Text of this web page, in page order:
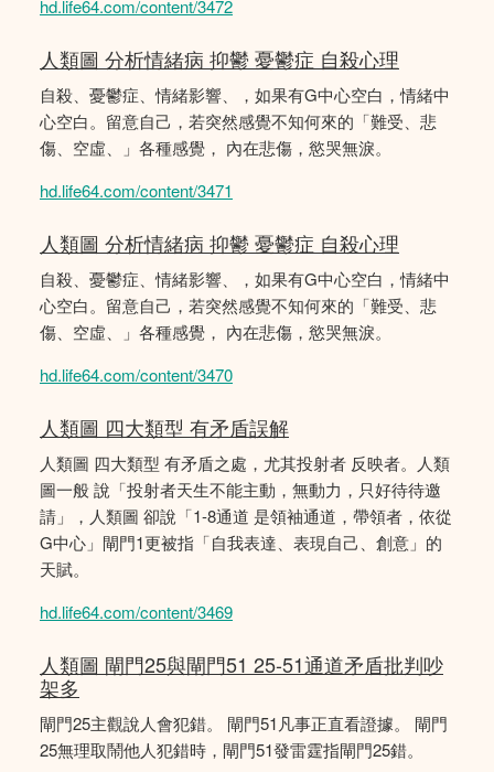
hd.life64.com/content/3472
人類圖 分析情緒病 抑鬱 憂鬱症 自殺心理
自殺、憂鬱症、情緒影響、，如果有G中心空白，情緒中
心空白。留意自己，若突然感覺不知何來的「難受、悲
傷、空虛、」各種感覺， 內在悲傷，慾哭無淚。
hd.life64.com/content/3471
人類圖 分析情緒病 抑鬱 憂鬱症 自殺心理
自殺、憂鬱症、情緒影響、，如果有G中心空白，情緒中
心空白。留意自己，若突然感覺不知何來的「難受、悲
傷、空虛、」各種感覺， 內在悲傷，慾哭無淚。
hd.life64.com/content/3470
人類圖 四大類型 有矛盾誤解
人類圖 四大類型 有矛盾之處，尤其投射者 反映者。人類
圖一般 說「投射者天生不能主動，無動力，只好待待邀
請」，人類圖 卻說「1-8通道 是領袖通道，帶領者，依從
G中心」閘門1更被指「自我表達、表現自己、創意」的
天賦。
hd.life64.com/content/3469
人類圖 閘門25與閘門51 25-51通道矛盾批判吵
架多
閘門25主觀說人會犯錯。 閘門51凡事正直看證據。 閘門
25無理取鬧他人犯錯時，閘門51發雷霆指閘門25錯。